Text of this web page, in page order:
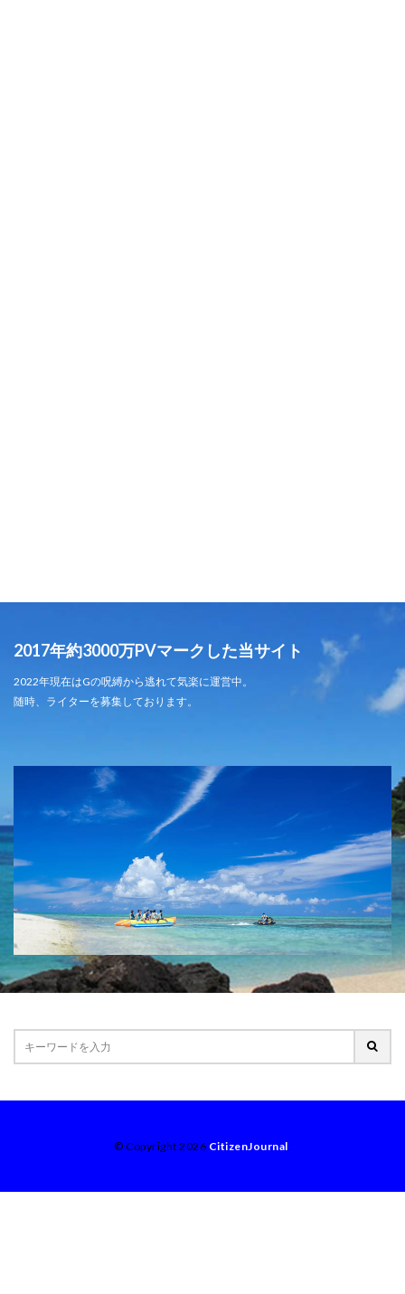
2017年約3000万PVマークした当サイト
2022年現在はGの呪縛から逃れて気楽に運営中。
随時、ライターを募集しております。
© Copyright 2026 CitizenJournal